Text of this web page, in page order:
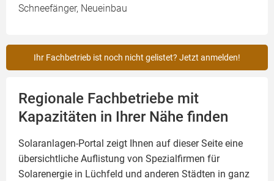
Schneefänger, Neueinbau
Ihr Fachbetrieb ist noch nicht gelistet? Jetzt anmelden!
Regionale Fachbetriebe mit
Kapazitäten in Ihrer Nähe finden
Solaranlagen-Portal zeigt Ihnen auf dieser Seite eine
übersichtliche Auflistung von Spezialfirmen für
Solarenergie in Lüchfeld und anderen Städten in ganz